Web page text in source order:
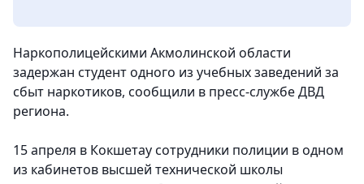
Наркополицейскими Акмолинской области
задержан студент одного из учебных заведений за
сбыт наркотиков, сообщили в пресс-службе ДВД
региона.
15 апреля в Кокшетау сотрудники полиции в одном
из кабинетов высшей технической школы